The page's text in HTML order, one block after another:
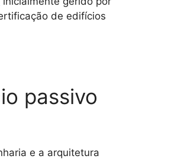
de edifícios
passivo
e a arquitetura